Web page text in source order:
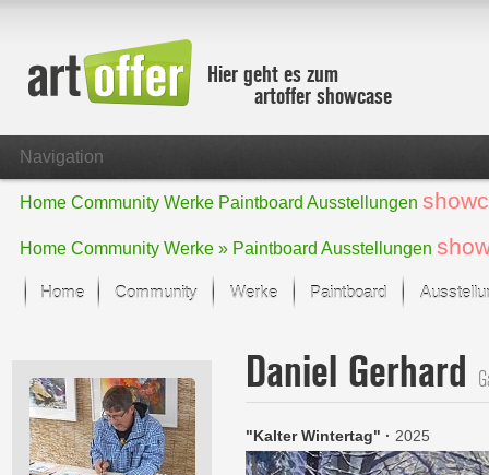
Hier geht es zum
artoffer showcase
Navigation
Home Community Werke Paintboard Ausstellungen
Home Community Werke » Paintboard Ausstellungen
Home Community Werke
Der letzte Monat im Fokus
Alle Fokus-Werke
Fokus-Werke
Neue Werke – Auswahl
Paintboard
Daniel Gerhard
"Kalter Wintertag" · 2025